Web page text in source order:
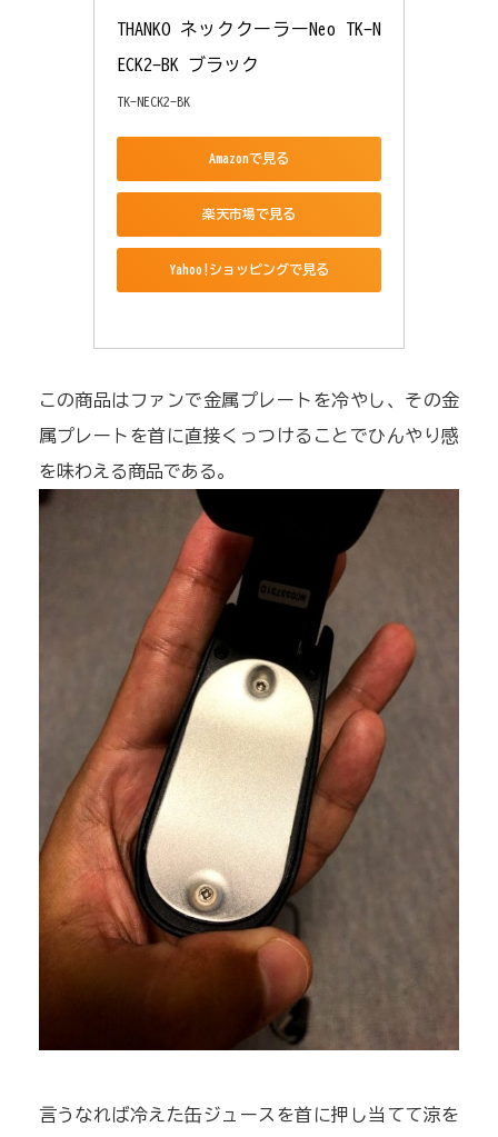
THANKO ネッククーラーNeo TK-N
ECK2-BK ブラック
TK-NECK2-BK
Amazonで見る
楽天市場で見る
Yahoo!ショッピングで見る
この商品はファンで金属プレートを冷やし、その金
属プレートを首に直接くっつけることでひんやり感
を味わえる商品である。
言うなれば冷えた缶ジュースを首に押し当てて涼を